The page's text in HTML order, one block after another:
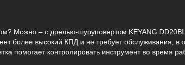
Можно – с дрелью-шуруповертом KEYANG
более высокий КПД и не требует обслуживания, в
помогает контролировать инструмент во время